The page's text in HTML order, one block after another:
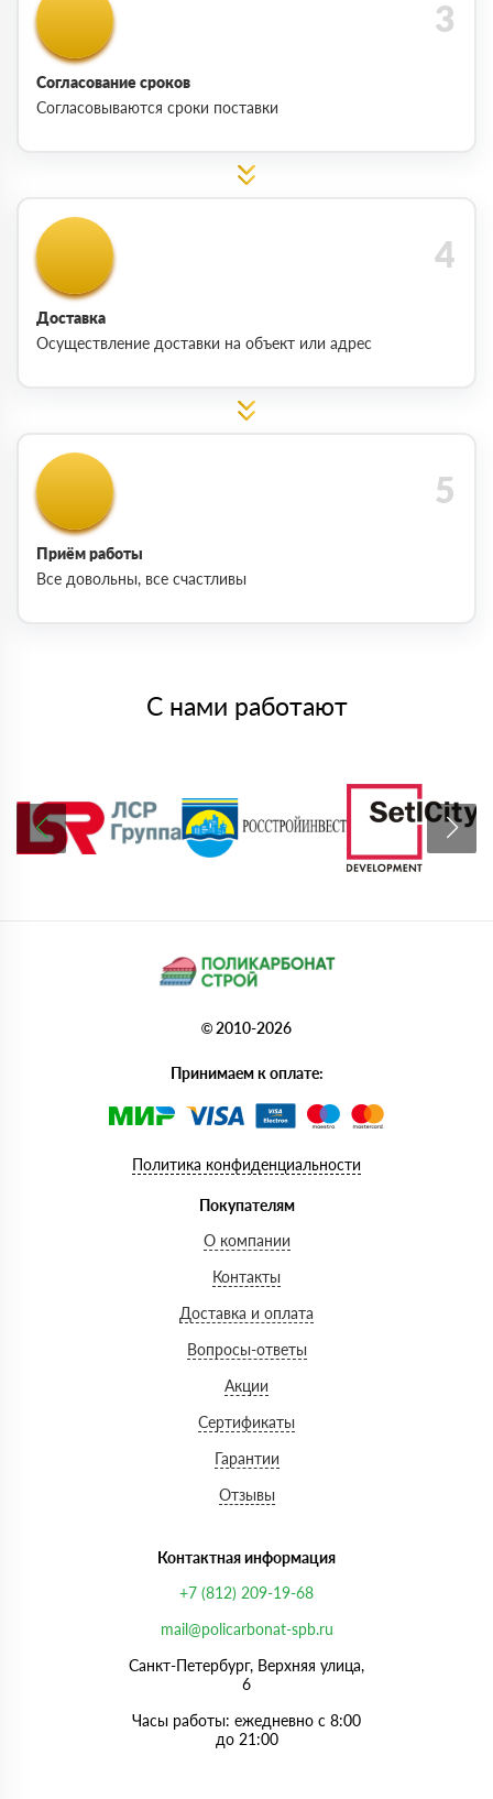
Согласование сроков
Согласовываются сроки поставки
Доставка
Осуществление доставки на объект или адрес
Приём работы
Все довольны, все счастливы
С нами работают
© 2010-2026
Принимаем к оплате:
Политика конфиденциальности
Покупателям
О компании
Контакты
Доставка и оплата
Вопросы-ответы
Акции
Сертификаты
Гарантии
Отзывы
Контактная информация
+7 (812) 209-19-68
mail@policarbonat-spb.ru
Санкт-Петербург, Верхняя улица,
6
Часы работы: ежедневно с 8:00
до 21:00